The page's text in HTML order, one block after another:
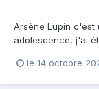
Arsène Lupin c'est
adolescence, j'ai
quand je peux le
le 14 octobre